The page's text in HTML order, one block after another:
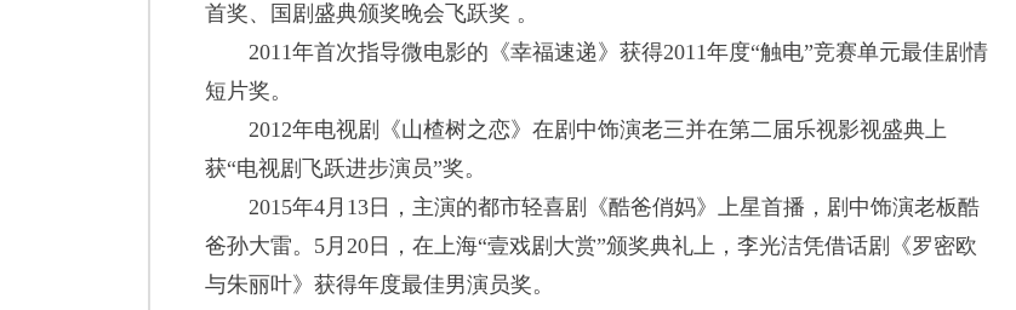
首奖、国剧盛典颁奖晚会飞跃奖 。
2011年首次指导微电影的《幸福速递》获得2011年度“触电”竞赛单元最佳剧情
短片奖。
2012年电视剧《山楂树之恋》在剧中饰演老三并在第二届乐视影视盛典上
获“电视剧飞跃进步演员”奖。
2015年4月13日，主演的都市轻喜剧《酷爸俏妈》上星首播，剧中饰演老板酷
爸孙大雷。5月20日，在上海“壹戏剧大赏”颁奖典礼上，李光洁凭借话剧《罗密欧
与朱丽叶》获得年度最佳男演员奖。